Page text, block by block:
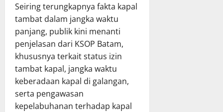
Seiring terungkapnya fakta kapal
tambat dalam jangka waktu
panjang, publik kini menanti
penjelasan dari KSOP Batam,
khususnya terkait status izin
tambat kapal, jangka waktu
keberadaan kapal di galangan,
serta pengawasan
kepelabuhanan terhadap kapal